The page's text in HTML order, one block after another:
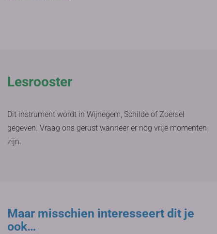
Lesrooster
Dit instrument wordt in Wijnegem, Schilde of Zoersel
gegeven. Vraag ons gerust wanneer er nog vrije momenten
zijn.
Maar misschien interesseert dit je
ook…